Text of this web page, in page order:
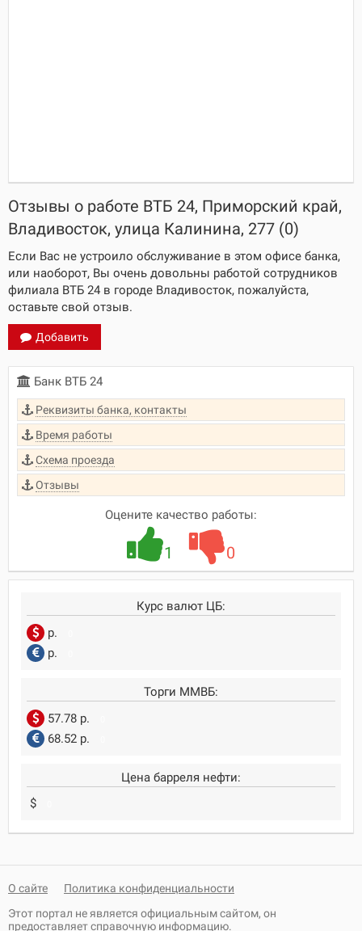
Отзывы о работе ВТБ 24, Приморский край,
Владивосток, улица Калинина, 277 (0)
Если Вас не устроило обслуживание в этом офисе банка,
или наоборот, Вы очень довольны работой сотрудников
филиала ВТБ 24 в городе Владивосток, пожалуйста,
оставьте свой отзыв.
Добавить
Банк ВТБ 24
Реквизиты банка, контакты
Время работы
Схема проезда
Отзывы
Оцените качество работы:
1 0
Курс валют ЦБ:
р.
р.
Торги ММВБ:
57.78 р.
68.52 р.
Цена барреля нефти:
$
О сайте
Политика конфиденциальности
Этот портал не является официальным сайтом, он
предоставляет справочную информацию.